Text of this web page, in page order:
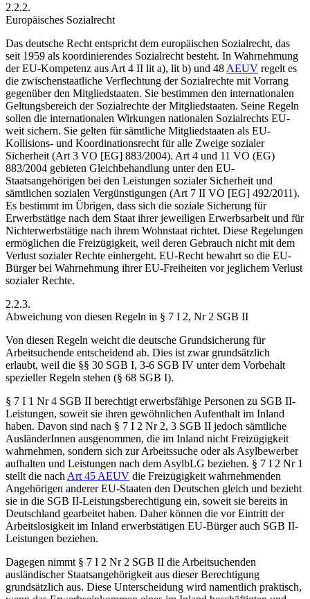
2.2.2.
Europäisches Sozialrecht
Das deutsche Recht entspricht dem europäischen Sozialrecht, das
seit 1959 als koordinierendes Sozialrecht besteht. In Wahrnehmung
der EU-Kompetenz aus Art 4 II lit a), lit b) und 48 AEUV regelt es
die zwischenstaatliche Verflechtung der Sozialrechte mit Vorrang
gegenüber den Mitgliedstaaten. Sie bestimmen den internationalen
Geltungsbereich der Sozialrechte der Mitgliedstaaten. Seine Regeln
sollen die internationalen Wirkungen nationalen Sozialrechts EU-
weit sichern. Sie gelten für sämtliche Mitgliedstaaten als EU-
Kollisions- und Koordinationsrecht für alle Zweige sozialer
Sicherheit (Art 3 VO [EG] 883/2004). Art 4 und 11 VO (EG)
883/2004 gebieten Gleichbehandlung unter den EU-
Staatsangehörigen bei den Leistungen sozialer Sicherheit und
sämtlichen sozialen Vergünstigungen (Art 7 II VO [EG] 492/2011).
Es bestimmt im Übrigen, dass sich die soziale Sicherung für
Erwerbstätige nach dem Staat ihrer jeweiligen Erwerbsarbeit und für
Nichterwerbstätige nach ihrem Wohnstaat richtet. Diese Regelungen
ermöglichen die Freizügigkeit, weil deren Gebrauch nicht mit dem
Verlust sozialer Rechte einhergeht. EU-Recht bewahrt so die EU-
Bürger bei Wahrnehmung ihrer EU-Freiheiten vor jeglichem Verlust
sozialer Rechte.
2.2.3.
Abweichung von diesen Regeln in § 7 I 2, Nr 2 SGB II
Von diesen Regeln weicht die deutsche Grundsicherung für
Arbeitsuchende entscheidend ab. Dies ist zwar grundsätzlich
erlaubt, weil die §§ 30 SGB I, 3-6 SGB IV unter dem Vorbehalt
spezieller Regeln stehen (§ 68 SGB I).
§ 7 I 1 Nr 4 SGB II berechtigt erwerbsfähige Personen zu SGB II-
Leistungen, soweit sie ihren gewöhnlichen Aufenthalt im Inland
haben. Davon sind nach § 7 I 2 Nr 2, 3 SGB II jedoch sämtliche
AusländerInnen ausgenommen, die im Inland nicht Freizügigkeit
wahrnehmen, sondern sich zur Arbeitssuche oder als Asylbewerber
aufhalten und Leistungen nach dem AsylbLG beziehen. § 7 I 2 Nr 1
stellt die nach Art 45 AEUV die Freizügigkeit wahrnehmenden
Angehörigen anderer EU-Staaten den Deutschen gleich und bezieht
sie in die SGB II-Leistungsberechtigung ein, soweit sie bereits in
Deutschland gearbeitet haben. Daher können die vor Eintritt der
Arbeitslosigkeit im Inland erwerbstätigen EU-Bürger auch SGB II-
Leistungen beziehen.
Dagegen nimmt § 7 I 2 Nr 2 SGB II die Arbeitsuchenden
ausländischer Staatsangehörigkeit aus dieser Berechtigung
grundsätzlich aus. Diese Unterscheidung wird namentlich praktisch,